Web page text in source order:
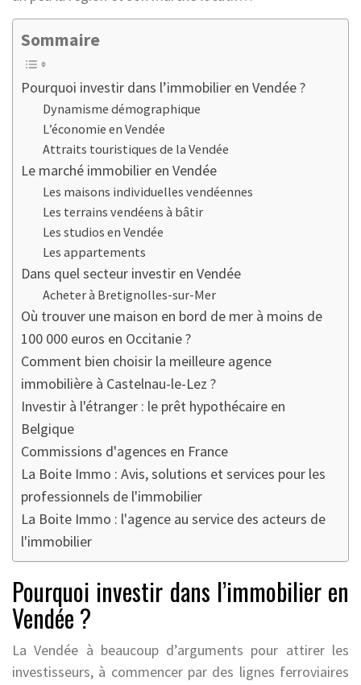
Sommaire
Pourquoi investir dans l’immobilier en Vendée ?
Dynamisme démographique
L’économie en Vendée
Attraits touristiques de la Vendée
Le marché immobilier en Vendée
Les maisons individuelles vendéennes
Les terrains vendéens à bâtir
Les studios en Vendée
Les appartements
Dans quel secteur investir en Vendée
Acheter à Bretignolles-sur-Mer
Où trouver une maison en bord de mer à moins de
100 000 euros en Occitanie ?
Comment bien choisir la meilleure agence
immobilière à Castelnau-le-Lez ?
Investir à l'étranger : le prêt hypothécaire en
Belgique
Commissions d'agences en France
La Boite Immo : Avis, solutions et services pour les
professionnels de l'immobilier
La Boite Immo : l'agence au service des acteurs de
l'immobilier
Pourquoi investir dans l’immobilier en
Vendée ?
La Vendée à beaucoup d’arguments pour attirer les
investisseurs, à commencer par des lignes ferroviaires